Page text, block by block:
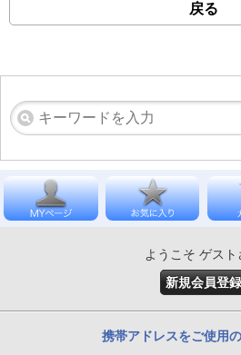
戻る
ようこそ ゲスト
新規会員登録
携帯アドレスをご使用